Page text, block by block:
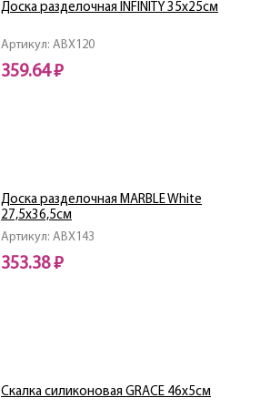
Артикул: ABX120
Доска разделочная INFINITY 35x25см
359.64 ₽
Артикул: ABX143
Доска разделочная MARBLE White
27,5х36,5см
353.38 ₽
Скалка силиконовая GRACE 46х5см